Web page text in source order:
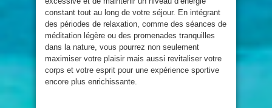
constant tout au long de votre séjour. En intégrant
des périodes de relaxation, comme des séances de
méditation légère ou des promenades tranquilles
dans la nature, vous pourrez non seulement
maximiser votre plaisir mais aussi revitaliser votre
corps et votre esprit pour une expérience sportive
encore plus enrichissante.